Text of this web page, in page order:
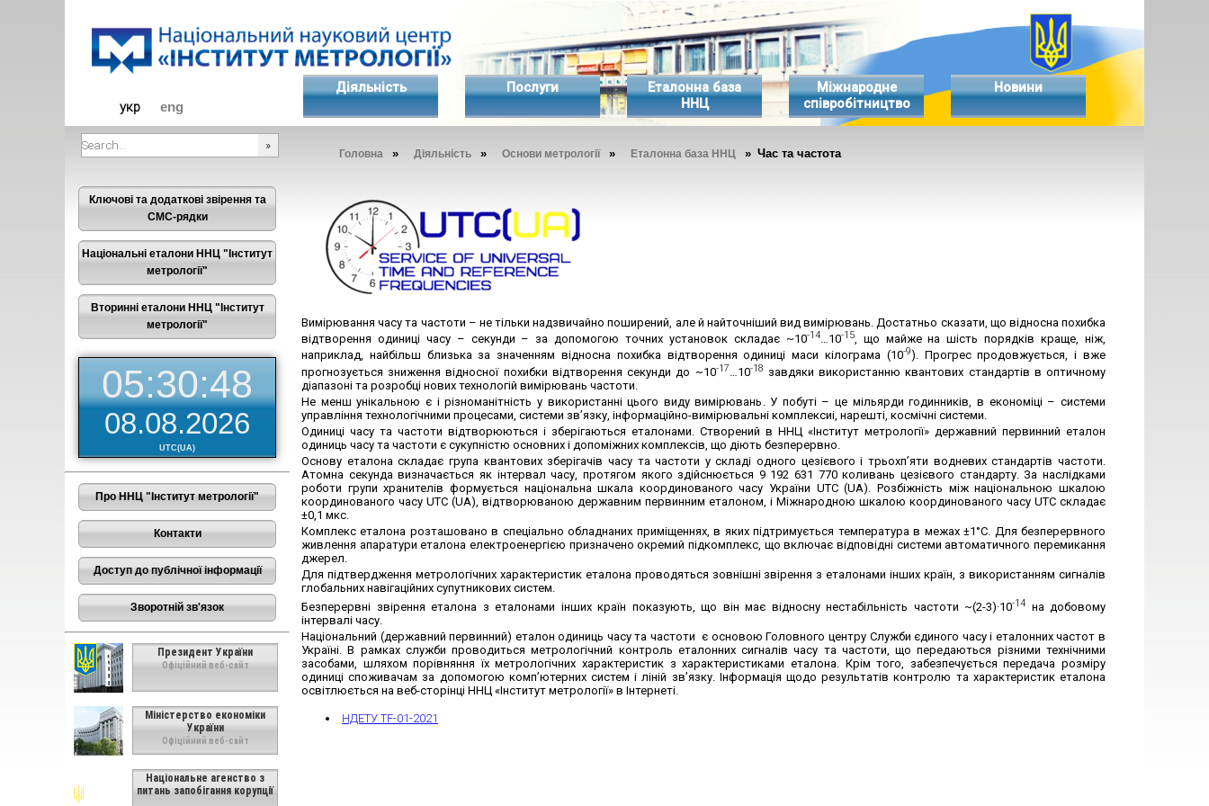
укр eng
Діяльність Послуги
Еталонна база
ННЦ
Міжнародне
співробітництво
Новини
Головна » Діяльність » Основи метрології » Еталонна база ННЦ » Час та частота
Ключові та додаткові звірення та
СМС-рядки
Національні еталони ННЦ "Інститут
метрології"
Вторинні еталони ННЦ "Інститут
метрології"
05:30:48
08.08.2026
UTC(UA)
Про ННЦ "Інститут метрології"
Контакти
Доступ до публічної інформації
Зворотній зв'язок
Президент України
Офіційний веб-сайт
Міністерство економіки
України
Офіційний веб-сайт
Національне агенство з
питань запобігання корупції
Вимірювання часу та частоти – не тільки надзвичайно поширений, але й найточніший вид вимірювань. Достатньо сказати, що відносна похибка
відтворення одиниці часу – секунди – за допомогою точних установок складає ~10-14…10-15, що майже на шість порядків краще, ніж,
наприклад, найбільш близька за значенням відносна похибка відтворення одиниці маси кілограма (10-9). Прогрес продовжується, і вже
прогнозується зниження відносної похибки відтворення секунди до ~10-17 …10-18 завдяки використанню квантових стандартів в оптичному
діапазоні та розробці нових технологій вимірювань частоти.
Не менш унікальною є і різноманітність у використанні цього виду вимірювань. У побуті – це мільярди годинників, в економіці – системи
управління технологічними процесами, системи зв’язку, інформаційно-вимірювальні комплексиі, нарешті, космічні системи.
Одиниці часу та частоти відтворюються і зберігаються еталонами. Створений в ННЦ «Інститут метрології» державний первинний еталон
одиниць часу та частоти є сукупністю основних і допоміжних комплексів, що діють безперервно.
Основу еталона складає група квантових зберігачів часу та частоти у складі одного цезієвого і трьохп’яти водневих стандартів частоти.
Атомна секунда визначається як інтервал часу, протягом якого здійснюється 9 192 631 770 коливань цезієвого стандарту. За наслідками
роботи групи хранителів формується національна шкала координованого часу України UTC (UA). Розбіжність між національною шкалою
координованого часу UTC (UA), відтворюваною державним первинним еталоном, і Міжнародною шкалою координованого часу UTC складає
±0,1 мкс.
Комплекс еталона розташовано в спеціально обладнаних приміщеннях, в яких підтримується температура в межах ±1°С. Для безперервного
живлення апаратури еталона електроенергією призначено окремий підкомплекс, що включає відповідні системи автоматичного перемикання
джерел.
Для підтвердження метрологічних характеристик еталона проводяться зовнішні звірення з еталонами інших країн, з використанням сигналів
глобальних навігаційних супутникових систем.
Безперервні звірення еталона з еталонами інших країн показують, що він має відносну нестабільність частоти ~(2-3)·10-14 на добовому
інтервалі часу.
Національний (державний первинний) еталон одиниць часу та частоти є основою Головного центру Служби єдиного часу і еталонних частот в
Україні. В рамках служби проводиться метрологічний контроль еталонних сигналів часу та частоти, що передаються різними технічними
засобами, шляхом порівняння їх метрологічних характеристик з характеристиками еталона. Крім того, забезпечується передача розміру
одиниці споживачам за допомогою комп’ютерних систем і ліній зв’язку. Інформація щодо результатів контролю та характеристик еталона
освітлюється на веб-сторінці ННЦ «Інститут метрології» в Інтернеті.
НДЕТУ ТF-01-2021